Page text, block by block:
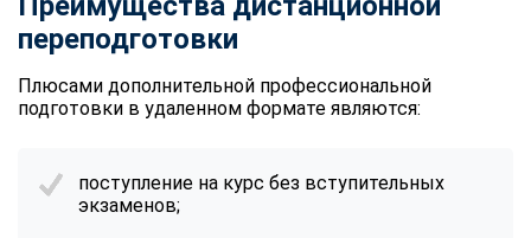
переподготовки
Плюсами дополнительной профессиональной
подготовки в удаленном формате являются:
поступление на курс без вступительных
экзаменов;